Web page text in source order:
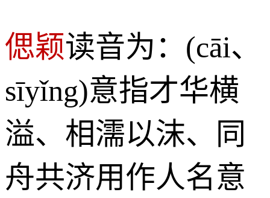
偲颖读音为：(cāi、
sīyǐng)意指才华横
溢、相濡以沫、同
舟共济用作人名意